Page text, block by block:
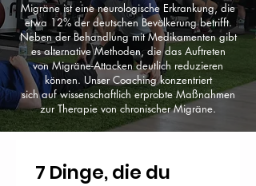
Migräne ist eine neurologische Erkrankung, die
etwa 12% der deutschen Bevölkerung betrifft.
Neben der Behandlung mit Medikamenten gibt
es alternativeMethoden, die das Auftreten
von Migräne-Attacken deutlich reduzieren
können. Unser Coaching konzentriert
sich auf wissenschaftlich erprobte Maßnahmen
zurTherapievon chronischer Migräne.
7 Dinge, die du